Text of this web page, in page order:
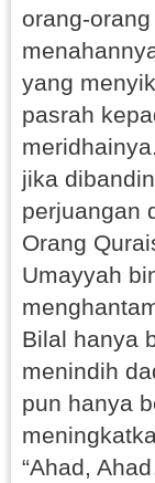
orang-
yang
pasrah
jika
perjuangan
Orang
Umayyah
Bilal hanya
menindih
pun hanya
“Ahad,